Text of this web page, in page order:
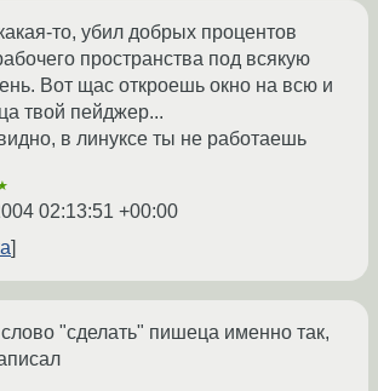
то, убил добрых процентов
пространства под всякую
Вот щас откроешь окно на всю и
твой пейджер...
в линуксе ты не работаешь
02:13:51 +00:00
слово "сделать" пишеца именно так,